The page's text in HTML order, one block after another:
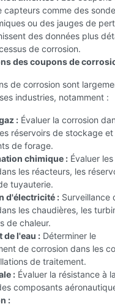
capteurs comme des
ou des jauges de
des données plus
de corrosion.
des coupons de
de corrosion sont
industries, notamment :
: Évaluer la corrosion
réservoirs de stockage et
de forage.
chimique : Évaluer
les réacteurs, les
tuyauterie.
d'électricité : Surveillance
les chaudières, les
de chaleur.
de l'eau : Déterminer le
de corrosion dans les
de traitement.
: Évaluer la résistance à la
composants
: